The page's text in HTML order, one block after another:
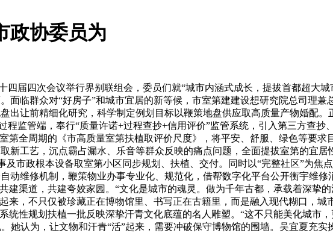
协委员为
四次会议举行界别联组会，委员们就“城市内涵式成长，提拔首都超大城
面临群众对“好房子”和城市宜居的新等候，市室第建建设想研究院总司理
出让前精细化研究，科学制定例划目标以鞭策地盘供应取高质量产物婚配
监管端，奉行“质量许诺+过程查抄+信用评价”监管系统，引入第三方查抄
第全周期的《市高质量室第扶植取评价尺度》，将平安、舒服、绿色等要
新工艺，沉点霸占漏水、乐音等群众反映的痛点问题，全面提拔室第的宜
及市政根本设备取室第小区同步规划、扶植、交付。同时以“完整社区”为焦
动维修机制，鞭策物业办事专业化、规范化，借帮数字化平台公开衡宇维
建渠道，共建夸姣家园。“文化是城市的魂灵。做为千年古都，承载着深挚
来，不只仅被珍藏正在博物馆里、书写正在古籍里，而是融入现代糊口，城
统性规划扶植一批反映深挚汗青文化底蕴的名人雕塑。“这不只能美化城市
她认为，让文物和汗青“活”起来，需要冲破保守博物馆的围墙。吴宜夏充